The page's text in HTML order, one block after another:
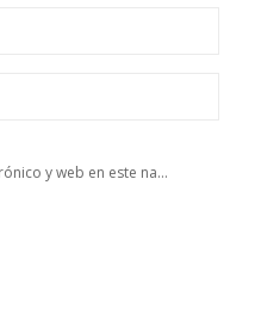
Guarda mi nombre, correo electrónico y web en este navegador para la próxima vez que comente.